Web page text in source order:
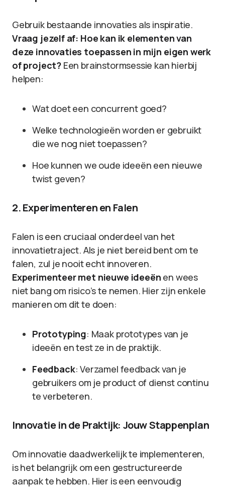
Gebruik bestaande innovaties als inspiratie.
Vraag jezelf af: Hoe kan ik elementen van
deze innovaties toepassen in mijn eigen werk
of project? Een brainstormsessie kan hierbij
helpen:
Wat doet een concurrent goed?
Welke technologieën worden er gebruikt
die we nog niet toepassen?
Hoe kunnen we oude ideeën een nieuwe
twist geven?
2. Experimenteren en Falen
Falen is een cruciaal onderdeel van het
innovatietraject. Als je niet bereid bent om te
falen, zul je nooit echt innoveren.
Experimenteer met nieuwe ideeën en wees
niet bang om risico’s te nemen. Hier zijn enkele
manieren om dit te doen:
Prototyping: Maak prototypes van je
ideeën en test ze in de praktijk.
Feedback: Verzamel feedback van je
gebruikers om je product of dienst continu
te verbeteren.
Innovatie in de Praktijk: Jouw Stappenplan
Om innovatie daadwerkelijk te implementeren,
is het belangrijk om een gestructureerde
aanpak te hebben. Hier is een eenvoudig